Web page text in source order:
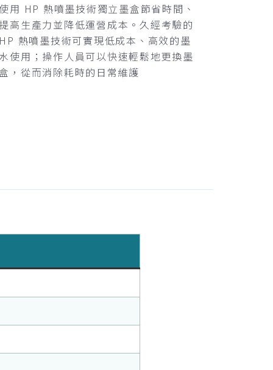
用 HP 熱噴墨技術獨立墨盒節省時間、
高生產力並降低運營成本。久經考驗的
HP 熱噴墨技術可實現低成本、高效的墨
水使用；操作人員可以快速輕鬆地更換墨
，從而消除耗時的日常維護